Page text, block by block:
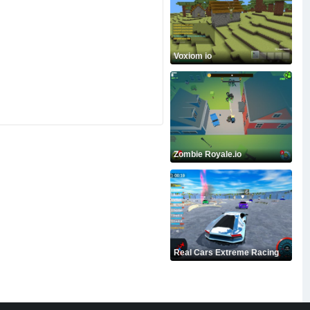
Voxiom io
Zombie Royale.io
Real Cars Extreme Racing